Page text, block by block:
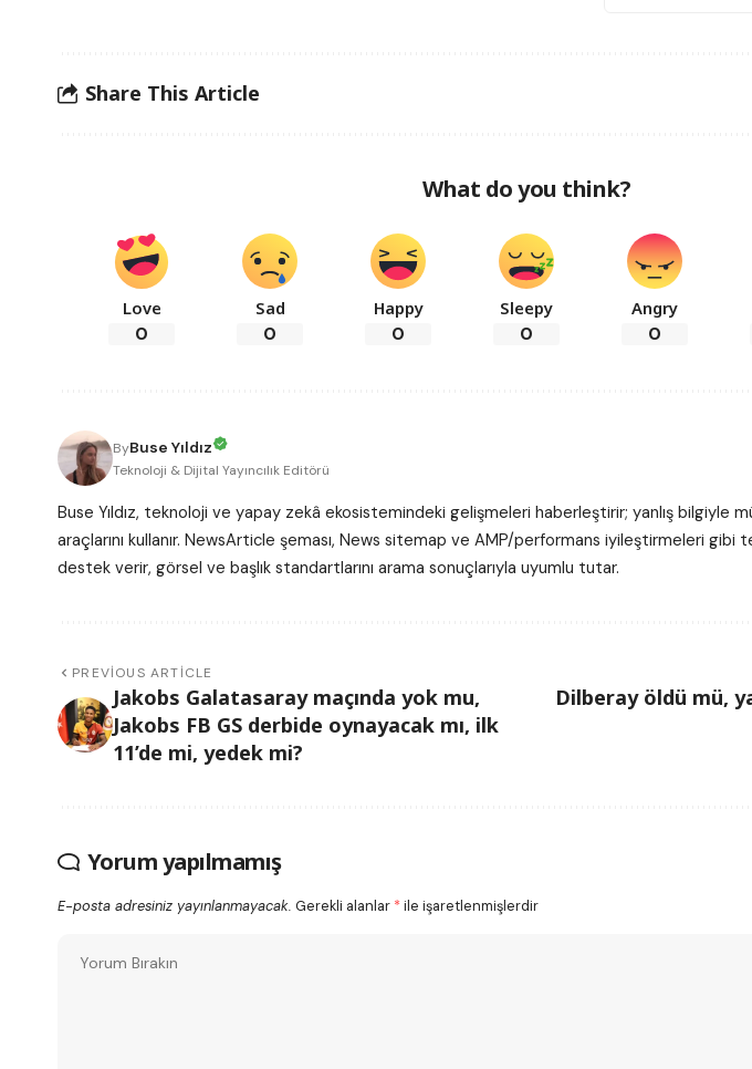
Share This Article
What do you think?
Love
0
Sad
0
Happy
0
Sleepy
0
Angry
0
ByBuse Yıldız
Teknoloji & Dijital Yayıncılık Editörü
Buse Yıldız, teknoloji ve yapay zekâ ekosistemindeki gelişmeleri haberleştirir; yanlış bilgiyle
araçlarını kullanır. NewsArticle şeması, News sitemap ve AMP/performans iyileştirmeleri gibi
destek verir, görsel ve başlık standartlarını arama sonuçlarıyla uyumlu tutar.
PREVIOUS ARTICLE
Jakobs Galatasaray maçında yok mu,
Jakobs FB GS derbide oynayacak mı, ilk
11’de mi, yedek mi?
Dilberay öldü mü,
Yorum yapılmamış
E-posta adresiniz yayınlanmayacak. Gerekli alanlar *ile işaretlenmişlerdir